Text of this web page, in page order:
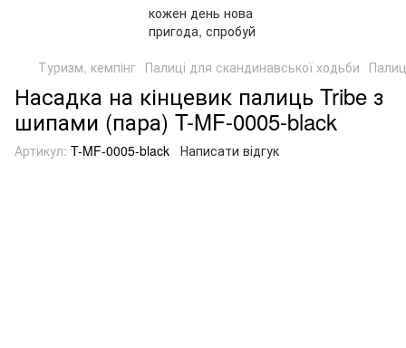
Туризм, кемпінг Палиці для скандинавської ходьби
Насадка на кінцевик палиць Tribe з
шипами (пара) T-MF-0005-black
Артикул: T-MF-0005-black Написати відгук